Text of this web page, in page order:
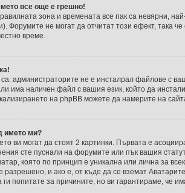
все още е грешно!
зона и времената все пак са невярни,
Форумите не могат да отчитат този ефект, така
време.
администраторите не е инсталрал файлове с
има наличен файл с вашия език, който да
на phpBB можете да намерите на
името ми?
ви могат да стоят 2 картинки. Първата е
сте пуснали на форумите или пък вашия
която по принцип е уникална или лична за
и ако е, от къде да се вземат
попитате за причините, но ви гарантираме, че